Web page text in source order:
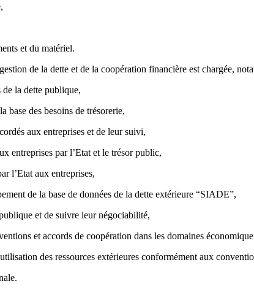
et du matériel.
de la dette et de la coopération financière est chargée,
de la dette publique,
base des besoins de trésorerie,
aux entreprises et de leur suivi,
entreprises par l’Etat et le trésor public,
l’Etat aux entreprises,
de la base de données de la dette extérieure “SIADE”,
et de suivre leur négociabilité,
et accords de coopération dans les domaines
des ressources extérieures conformément aux